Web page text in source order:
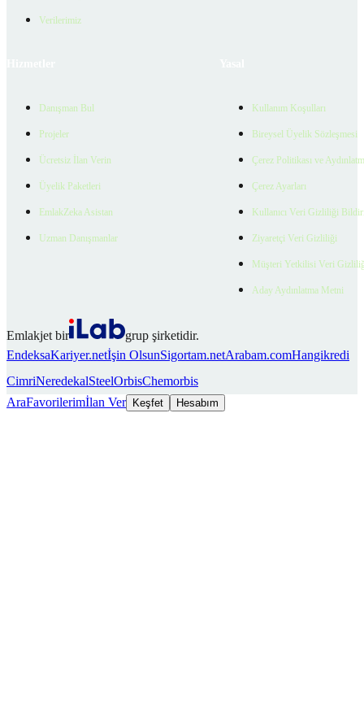
Verilerimiz
Danışman Bul
Projeler
Ücretsiz İlan Verin
Üyelik Paketleri
EmlakZeka Asistan
Uzman Danışmanlar
Kullanım Koşulları
Bireysel Üyelik Sözleşmesi
Çerez Politikası ve
Çerez Ayarları
Kullanıcı Veri Gizliliği
Ziyaretçi Veri Gizliliği
Müşteri Yetkilisi Veri
Aday Aydınlatma Metni
Emlakjet bir
grup şirketidir.
EndeksaKariyer.netİşin OlsunSigortam.netArabam.comHangikredi
CimriNeredekalSteelOrbisChemorbis
AraFavorilerimİlan Ver Keşfet Hesabım